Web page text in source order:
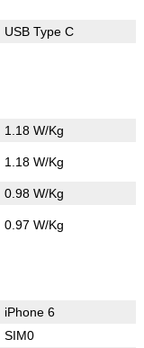
USB Type C
1.18 W/Kg
1.18 W/Kg
0.98 W/Kg
0.97 W/Kg
iPhone 6
SIM0